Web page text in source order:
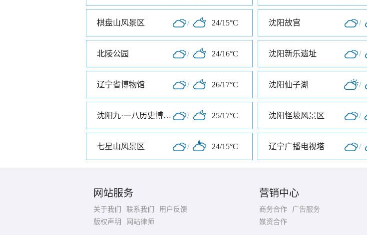
棋盘山风景区 / 24/15°C 沈阳故宫 /
北陵公园 / 24/16°C 沈阳新乐遗址 /
辽宁省博物馆 / 26/17°C 沈阳仙子湖 /
沈阳九·一八历史博物馆 / 25/17°C 沈阳怪坡风景区 /
七星山风景区 / 24/15°C 辽宁广播电视塔 /
网站服务
关于我们 联系我们
用户反馈
版权声明
网站律师
营销中心
商务合作
广告服务
媒资合作